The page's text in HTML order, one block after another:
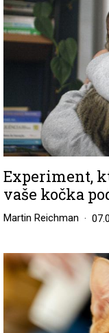
Experiment,
vaše kočka
Martin Reichman
Image